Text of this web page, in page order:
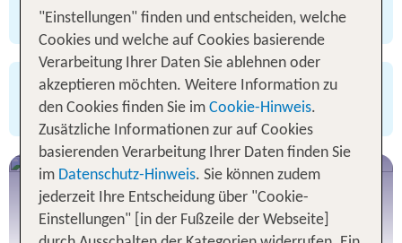
stornierbar alle Infos
kostenloser Storno bis 18 Uhr am Anreisetag
für zahlreiche Angebote
Last Minute Sale
Urlaub bis zu 50% günstiger
"Einstellungen" finden und entscheiden, welche
Cookies und welche auf Cookies basierende
Verarbeitung Ihrer Daten Sie ablehnen oder
akzeptieren möchten. Weitere Information zu
den Cookies finden Sie im Cookie-Hinweis.
Zusätzliche Informationen zur auf Cookies
basierenden Verarbeitung Ihrer Daten finden Sie
im Datenschutz-Hinweis. Sie können zudem
jederzeit Ihre Entscheidung über "Cookie-
Einstellungen" [in der Fußzeile der Webseite]